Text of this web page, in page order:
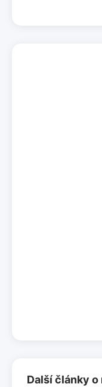
Další články o